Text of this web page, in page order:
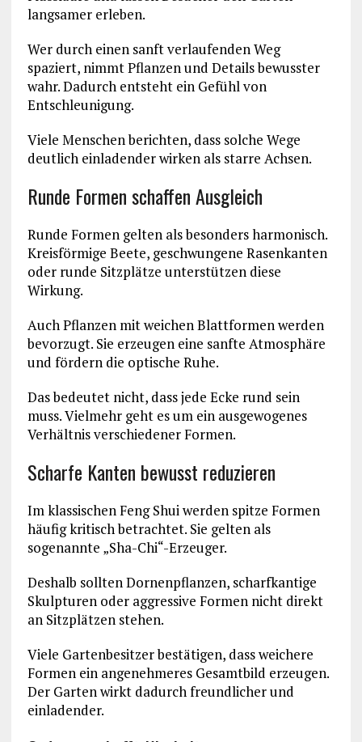
langsamer erleben.
Wer durch einen sanft verlaufenden Weg
spaziert, nimmt Pflanzen und Details bewusster
wahr. Dadurch entsteht ein Gefühl von
Entschleunigung.
Viele Menschen berichten, dass solche Wege
deutlich einladender wirken als starre Achsen.
Runde Formen schaffen Ausgleich
Runde Formen gelten als besonders harmonisch.
Kreisförmige Beete, geschwungene Rasenkanten
oder runde Sitzplätze unterstützen diese
Wirkung.
Auch Pflanzen mit weichen Blattformen werden
bevorzugt. Sie erzeugen eine sanfte Atmosphäre
und fördern die optische Ruhe.
Das bedeutet nicht, dass jede Ecke rund sein
muss. Vielmehr geht es um ein ausgewogenes
Verhältnis verschiedener Formen.
Scharfe Kanten bewusst reduzieren
Im klassischen Feng Shui werden spitze Formen
häufig kritisch betrachtet. Sie gelten als
sogenannte „Sha-Chi“-Erzeuger.
Deshalb sollten Dornenpflanzen, scharfkantige
Skulpturen oder aggressive Formen nicht direkt
an Sitzplätzen stehen.
Viele Gartenbesitzer bestätigen, dass weichere
Formen ein angenehmeres Gesamtbild erzeugen.
Der Garten wirkt dadurch freundlicher und
einladender.